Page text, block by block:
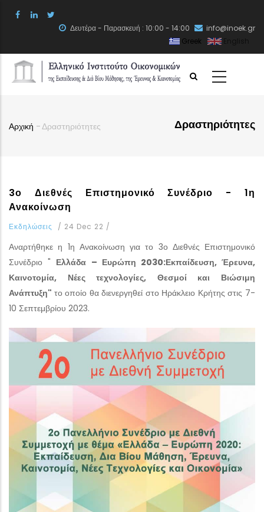
content
Δευτέρα - Παρασκευή : 10:00 - 14:00
info@inoek.gr
Greek
Δραστηριότητες
Breadcrumb
Αρχική -Δραστηριότητες
3ο Διεθνές Επιστημονικό Συνέδριο - 1η
Ανακοίνωση
Εκδηλώσεις / 24 Dec 22 /
Αναρτήθηκε η 1η Ανακοίνωση για το 3ο Διεθνές Επιστημονικό
Συνέδριο " Ελλάδα – Ευρώπη 2030:Εκπαίδευση, Έρευνα,
Καινοτομία, Νέες τεχνολογίες, Θεσμοί και Βιώσιμη
Ανάπτυξη" το οποίο θα διενεργηθεί στο Ηράκλειο Κρήτης στις 7-
10 Σεπτεμβρίου 2023.